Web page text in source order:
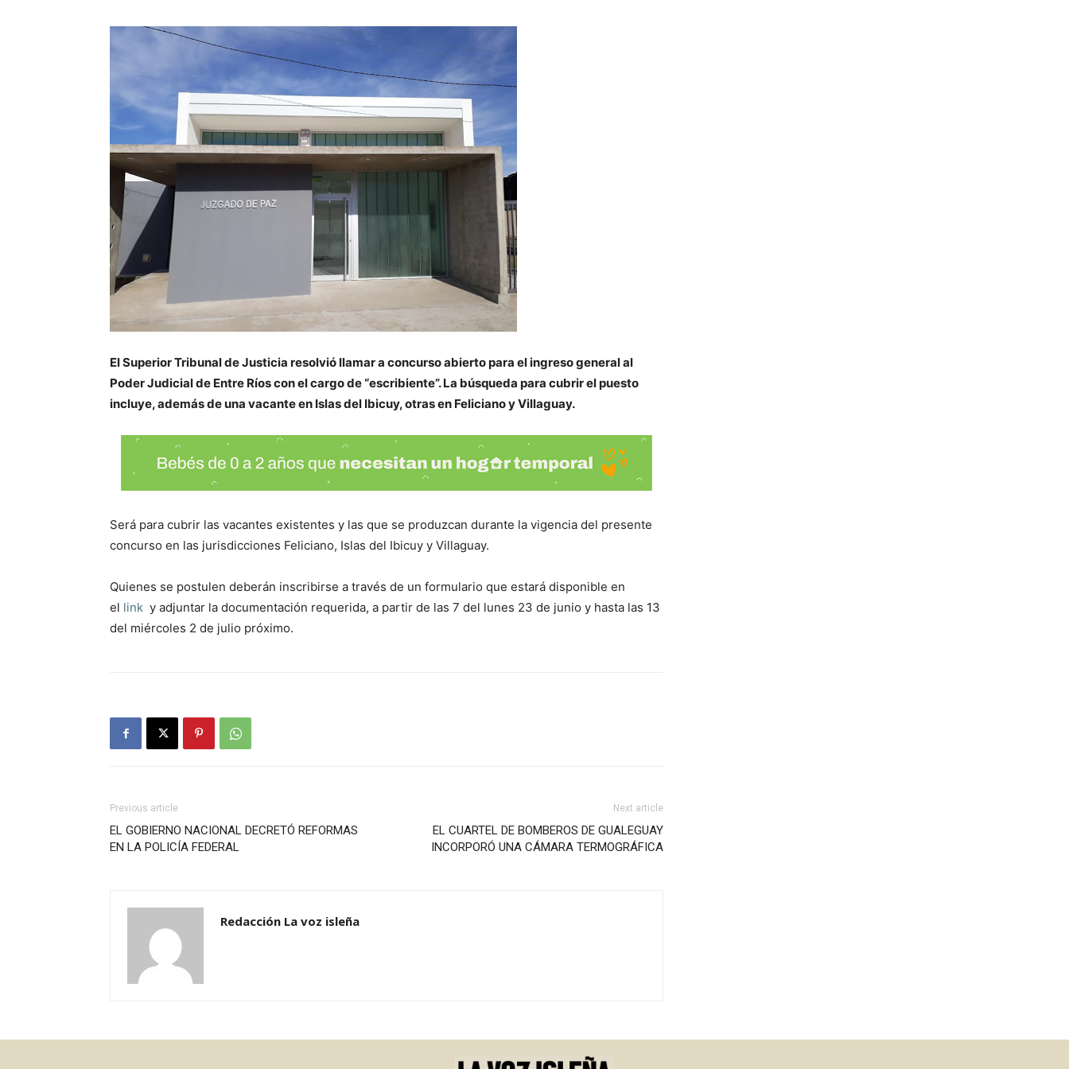
El Superior Tribunal de Justicia resolvió llamar a concurso abierto para el ingreso general al
Poder Judicial de Entre Ríos con el cargo de “escribiente”. La búsqueda para cubrir el puesto
incluye, además de una vacante en Islas del Ibicuy, otras en Feliciano y Villaguay.
Será para cubrir las vacantes existentes y las que se produzcan durante la vigencia del presente
concurso en las jurisdicciones Feliciano, Islas del Ibicuy y Villaguay.
Quienes se postulen deberán inscribirse a través de un formulario que estará disponible en
el link y adjuntar la documentación requerida, a partir de las 7 del lunes 23 de junio y hasta las 13
del miércoles 2 de julio próximo.
Previous article
EL GOBIERNO NACIONAL DECRETÓ REFORMAS
EN LA POLICÍA FEDERAL
Next article
EL CUARTEL DE BOMBEROS DE GUALEGUAY
INCORPORÓ UNA CÁMARA TERMOGRÁFICA
Redacción La voz isleña